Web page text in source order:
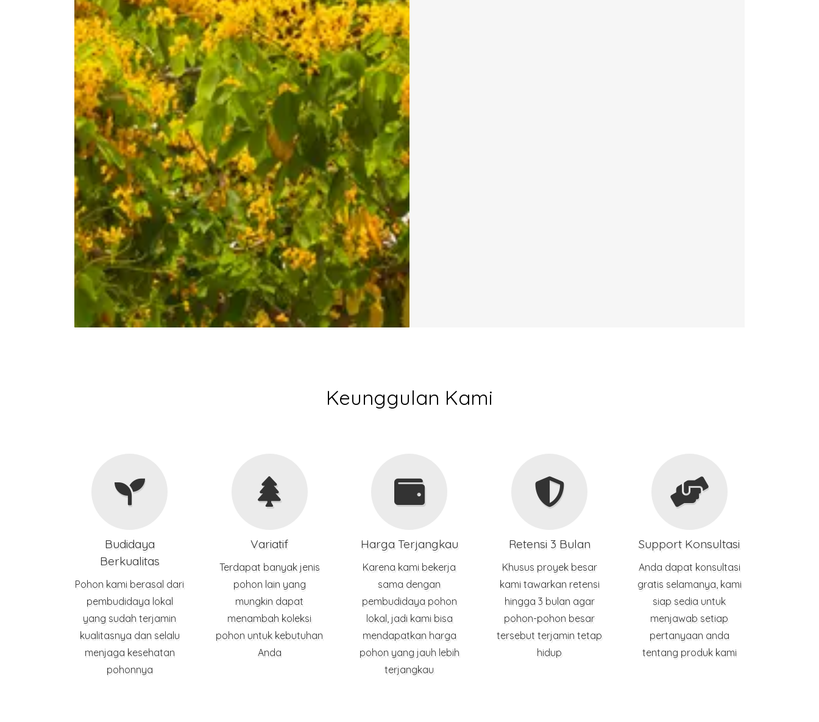
Keunggulan Kami
Budidaya
Berkualitas
Pohon kami berasal dari
pembudidaya lokal
yang sudah terjamin
kualitasnya dan selalu
menjaga kesehatan
pohonnya
Variatif
Terdapat banyak jenis
pohon lain yang
mungkin dapat
menambah koleksi
pohon untuk kebutuhan
Anda
Harga Terjangkau
Karena kami bekerja
sama dengan
pembudidaya pohon
lokal, jadi kami bisa
mendapatkan harga
pohon yang jauh lebih
terjangkau
Retensi 3 Bulan
Khusus proyek besar
kami tawarkan retensi
hingga 3 bulan agar
pohon-pohon besar
tersebut terjamin tetap
hidup
Support Konsultasi
Anda dapat konsultasi
gratis selamanya, kami
siap sedia untuk
menjawab setiap
pertanyaan anda
tentang produk kami